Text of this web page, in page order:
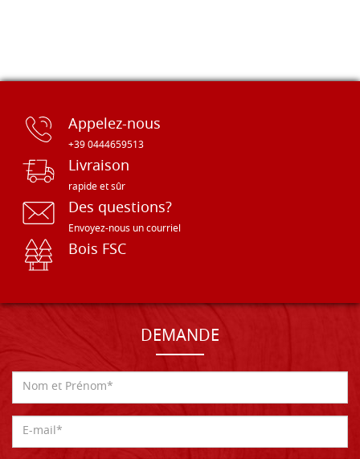
Appelez-nous
+39 0444659513
Livraison
rapide et sûr
Des questions?
Envoyez-nous un courriel
Bois FSC
DEMANDE